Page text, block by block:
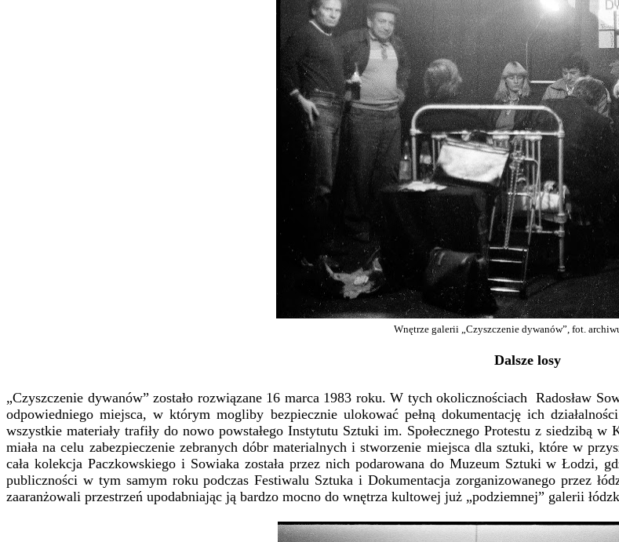
Wnętrze galerii „Czyszczenie dywanów”, fot.
Dalsze losy
„Czyszczenie dywanów” zostało rozwiązane 16 marca 1983 roku. W tych okolicznościach Radosław
odpowiedniego miejsca, w którym mogliby bezpiecznie ulokować pełną dokumentację ich
wszystkie materiały trafiły do nowo powstałego Instytutu Sztuki im. Społecznego Protestu z siedzibą w
miała na celu zabezpieczenie zebranych dóbr materialnych i stworzenie miejsca dla sztuki, które w
cała kolekcja Paczkowskiego i Sowiaka została przez nich podarowana do Muzeum Sztuki w Łodzi,
publiczności w tym samym roku podczas Festiwalu Sztuka i Dokumentacja zorganizowanego przez
zaaranżowali przestrzeń upodabniając ją bardzo mocno do wnętrza kultowej już „podziemnej” galerii